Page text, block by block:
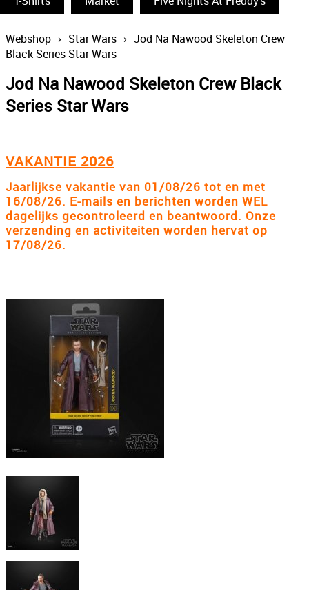
The Simpsons
Wizarding World
Back To The Future
Statues & Busts
The Big Bang Theory
Thundercats
Lord Of The Rings
The Smurfs
Comics
Display & Protection
T-Shirts
Market
Five Nights At Freddy's
Webshop › Star Wars › Jod Na Nawood Skeleton Crew
Black Series Star Wars
Jod Na Nawood Skeleton Crew Black
Series Star Wars
VAKANTIE 2026
Jaarlijkse vakantie van 01/08/26 tot en met
16/08/26. E-mails en berichten worden WEL
dagelijks gecontroleerd en beantwoord. Onze
verzending en activiteiten worden hervat op
17/08/26.